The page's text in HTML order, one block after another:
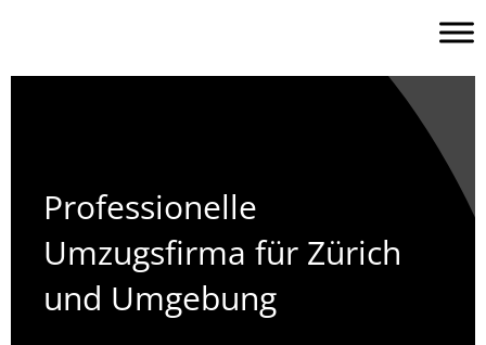
Professionelle
Umzugsfirma für Zürich
und Umgebung